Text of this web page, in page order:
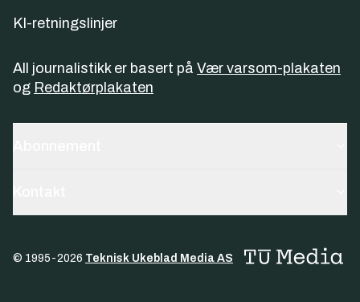
KI-retningslinjer
All journalistikk er basert på Vær varsom-plakaten
og Redaktørplakaten
© 1995-2026 Teknisk Ukeblad Media AS